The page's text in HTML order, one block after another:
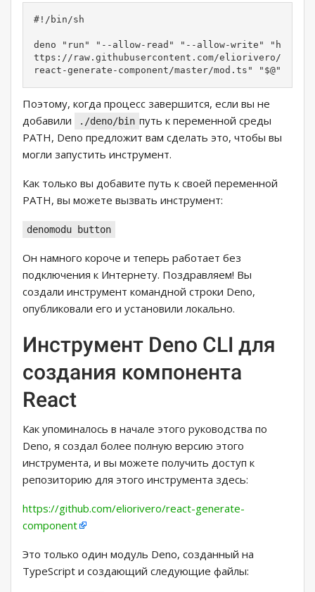
#!/bin/sh
deno "run" "--allow-read" "--allow-write" "h
ttps://raw.githubusercontent.com/eliorivero/
react-generate-component/master/mod.ts" "$@"
Поэтому, когда процесс завершится, если вы не
добавили
./deno/bin путь к переменной среды
PATH, Deno предложит вам сделать это, чтобы вы
могли запустить инструмент.
Как только вы добавите путь к своей переменной
PATH, вы можете вызвать инструмент:
denomodu button
Он намного короче и теперь работает без
подключения к Интернету. Поздравляем! Вы
создали инструмент командной строки Deno,
опубликовали его и установили локально.
Инструмент Deno CLI для
создания компонента
React
Как упоминалось в начале этого руководства по
Deno, я создал более полную версию этого
инструмента, и вы можете получить доступ к
репозиторию для этого инструмента здесь:
https://github.com/eliorivero/react-generate-
component
Это только один модуль Deno, созданный на
TypeScript и создающий следующие файлы: